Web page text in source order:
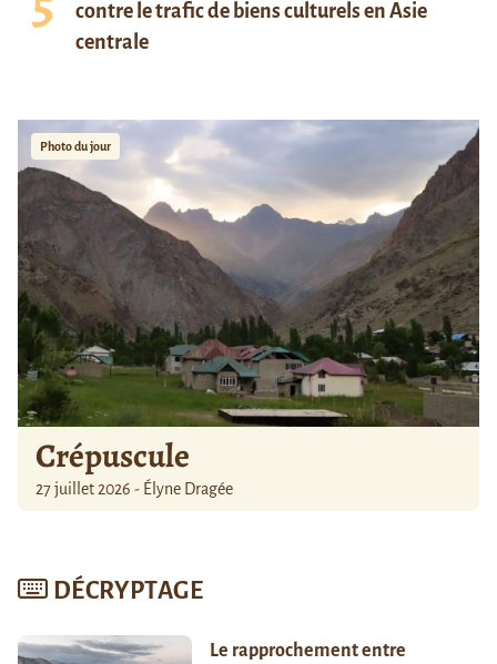
contre le trafic de biens culturels en Asie
centrale
Photo du jour
Crépuscule
27 juillet 2026 - Élyne Dragée
DÉCRYPTAGE
Le rapprochement entre